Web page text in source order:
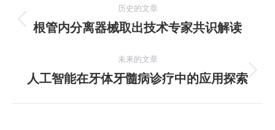
章
航
历史的文章
历
的
文
根管内分离器械取出技术专家共识解读
未来的文章
未
人工智能在牙体牙髓病诊疗中的应用探索